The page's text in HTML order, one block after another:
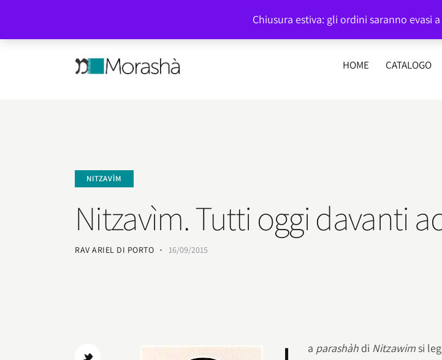
HOME CATALOGO
NITZAVÌM
Nitzavìm. Tutti oggi davanti
RAV ARIEL DI PORTO 16/09/2015
a parashàh di Nitzawimsi
Chiusura estiva: gli ordini saranno evasi